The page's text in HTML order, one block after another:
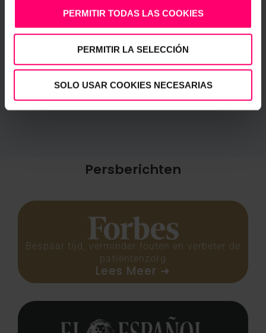
PERMITIR TODAS LAS COOKIES
PERMITIR LA SELECCIÓN
SOLO USAR COOKIES NECESARIAS
Winnaar van deCOMPRENDEDOR
van Bankia en Empresa & Sociedad samen
Persberichten
Bespaar tijd, verminder fouten en verbeter de
patiëntenzorg
Lees Meer ➜